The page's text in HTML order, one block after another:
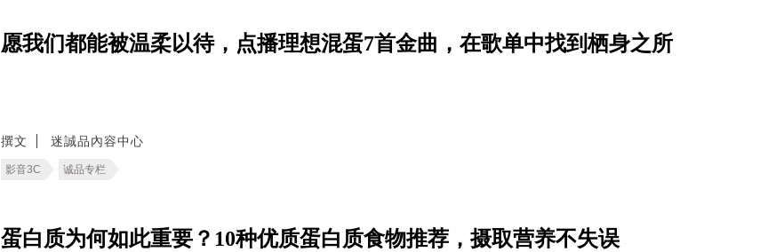
愿我们都能被温柔以待，点播理想混蛋7首金曲，在歌单中找到栖身之所
撰文 迷誠品內容中心
影音3C 诚品专栏
蛋白质为何如此重要？10种优质蛋白质食物推荐，摄取营养不失误